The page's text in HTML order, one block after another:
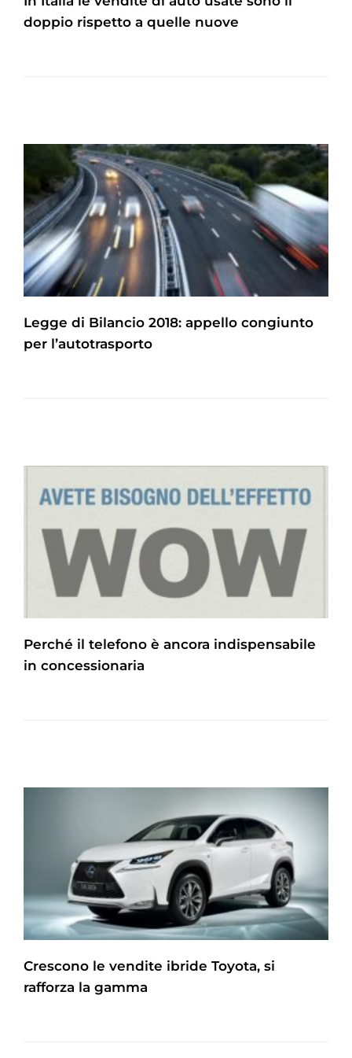
doppio rispetto a quelle nuove
Legge di Bilancio 2018: appello congiunto
per l’autotrasporto
Perché il telefono è ancora indispensabile
in concessionaria
Crescono le vendite ibride Toyota, si
rafforza la gamma